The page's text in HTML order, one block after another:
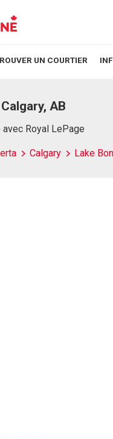
UN COURTIER
AB
Royal LePage
Calgary Lake